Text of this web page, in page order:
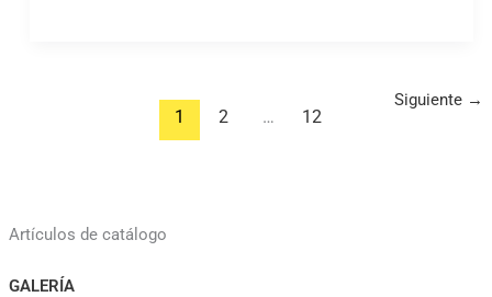
Artículos de catálogo
GALERÍA
1 2 … 12